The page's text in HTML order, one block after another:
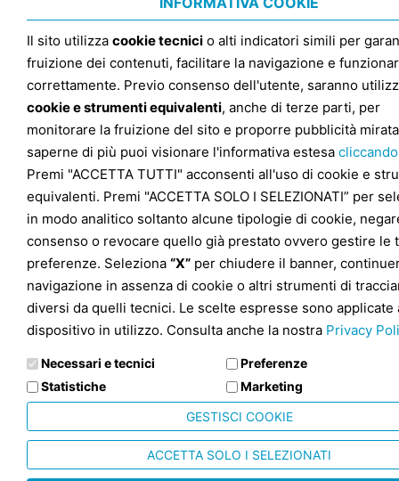
Il sito utilizza cookie tecnici o alti indicatori simili per
fruizione dei contenuti, facilitare la navigazione e
correttamente. Previo consenso dell'utente, saranno
cookie e strumenti equivalenti, anche di terze parti, per
monitorare la fruizione del sito e proporre pubblicità
saperne di più puoi visionare l'informativa estesa
Premi "ACCETTA TUTTI" acconsenti all'uso di cookie e
equivalenti. Premi "ACCETTA SOLO I SELEZIONATI” per
in modo analitico soltanto alcune tipologie di cookie,
consenso o revocare quello già prestato ovvero gestire le
preferenze. Seleziona “X” per chiudere il banner,
navigazione in assenza di cookie o altri strumenti di
diversi da quelli tecnici. Le scelte espresse sono applicate
dispositivo in utilizzo. Consulta anche la nostra Privacy
Necessari e tecnici
Preferenze
Statistiche
Marketing
GESTISCI COOKIE
ACCETTA SOLO I SELEZIONATI